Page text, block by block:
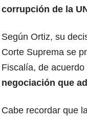
corrupción de la
Según Ortiz, su
Corte Suprema se
Fiscalía, de
negociación que
Cabe recordar que